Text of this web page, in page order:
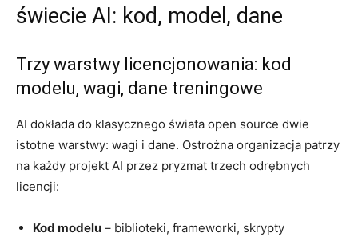
świecie AI: kod, model, dane
Trzy warstwy licencjonowania: kod
modelu, wagi, dane treningowe
AI dokłada do klasycznego świata open source dwie
istotne warstwy: wagi i dane. Ostrożna organizacja patrzy
na każdy projekt AI przez pryzmat trzech odrębnych
licencji:
Kod modelu – biblioteki, frameworki, skrypty